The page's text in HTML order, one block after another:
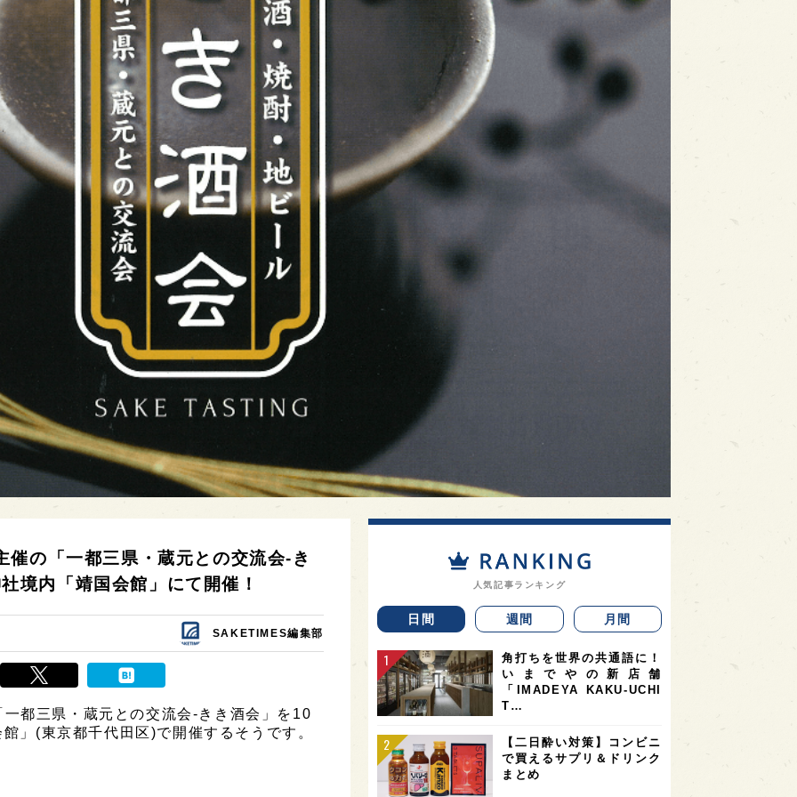
催の「一都三県・蔵元との交流会-き
境内「靖国会館」にて開催！
SAKETIMES編集部
都三県・蔵元との交流会-きき酒会」を10
」(東京都千代田区)で開催するそうです。
人気記事ランキング
日間 週間 月間
角打ちを世界の共通語に！
いまでやの新店舗
「IMADEYA KAKU-UCHI
T…
【二日酔い対策】コンビニ
で買えるサプリ＆ドリンク
まとめ